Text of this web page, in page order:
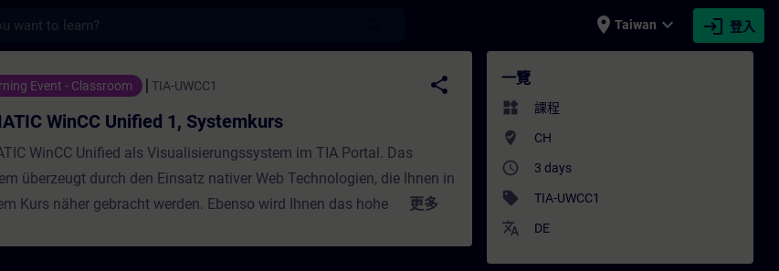
place Taiwan expand_more login 登入
1, Systemkurs - 培訓 - 培訓 - 專業發展 | SITRAIN
Event - Classroom TIA-UWCC1
share
WinCC Unified 1, Systemkurs
WinCC Unified als Visualisierungssystem im TIA Portal. Das
überzeugt durch den Einsatz nativer Web Technologien, die Ihnen in
Kurs näher gebracht werden. Ebenso wird Ihnen das hohe Maß an
更多
一覽
widgets 課程
where_to_vote CH
access_time 3 days
sell TIA-UWCC1
translate DE